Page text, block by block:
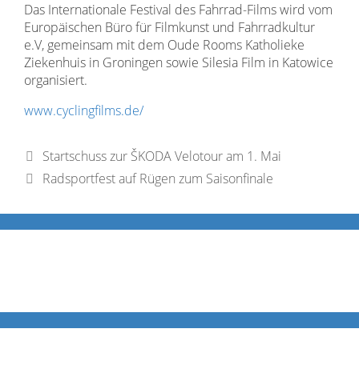
Das Internationale Festival des Fahrrad-Films wird vom
Europäischen Büro für Filmkunst und Fahrradkultur
e.V, gemeinsam mit dem Oude Rooms Katholieke
Ziekenhuis in Groningen sowie Silesia Film in Katowice
organisiert.
www.cyclingfilms.de/
Startschuss zur ŠKODA Velotour am 1. Mai
Radsportfest auf Rügen zum Saisonfinale